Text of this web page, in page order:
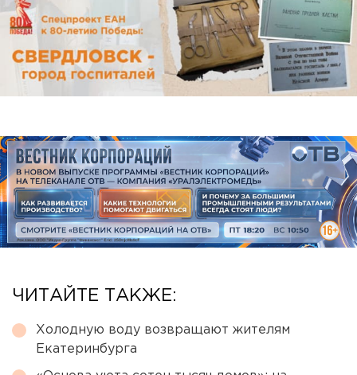
ЧИТАЙТЕ ТАКЖЕ:
Холодную воду возвращают жителям
Екатеринбурга